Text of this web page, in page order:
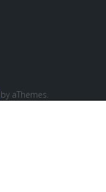
by aThemes.